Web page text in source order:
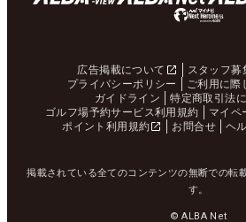
広告掲載について スタッフ募
プライバシーポリシー
ご利用に際
ガイドライン
特定商取引法
ゴルフ場予約サービス利用規約
マイペ
ポイント利用規約
お問合せ ヘ
掲載されている全てのコンテンツの無断での転
す。
© ALBA Net